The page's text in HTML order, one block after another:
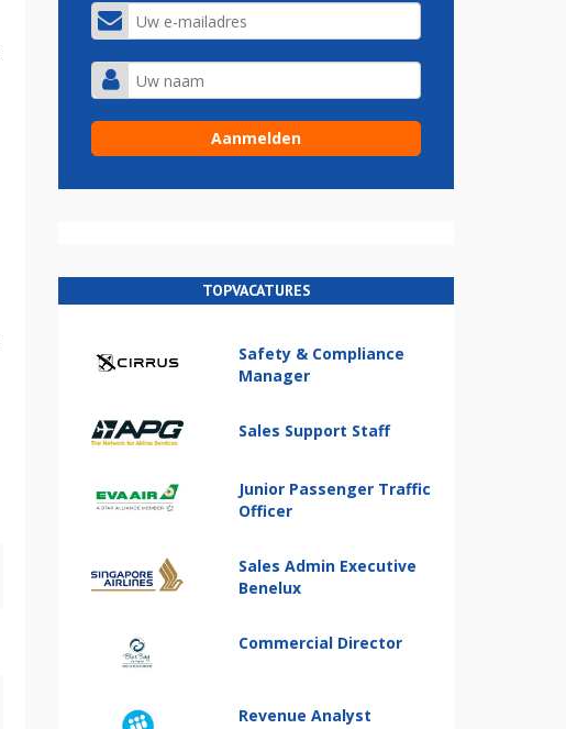
TOPVACATURES
Safety & Compliance
Manager
Sales Support Staff
Junior Passenger Traffic
Officer
Sales Admin Executive
Benelux
Commercial Director
Revenue Analyst